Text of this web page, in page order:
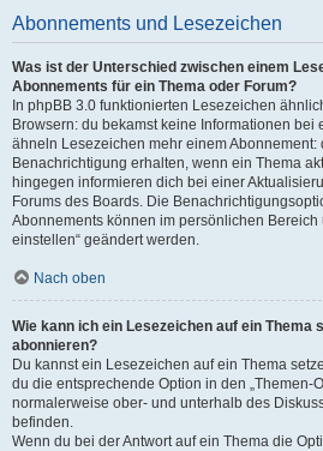
Abonnements und Lesezeichen
Was ist der Unterschied zwischen einem
Abonnements für ein Thema oder Forum?
In phpBB 3.0 funktionierten Lesezeichen
Browsern: du bekamst keine Informationen bei
ähneln Lesezeichen mehr einem Abonnement:
Benachrichtigung erhalten, wenn ein Thema
hingegen informieren dich bei einer
Forums des Boards. Die
Abonnements können im persönlichen Bereich
einstellen“ geändert werden.
Nach oben
Wie kann ich ein Lesezeichen auf ein Thema
abonnieren?
Du kannst ein Lesezeichen auf ein Thema
du die entsprechende Option in den „Themen-
normalerweise ober- und unterhalb des
befinden.
Wenn du bei der Antwort auf ein Thema die